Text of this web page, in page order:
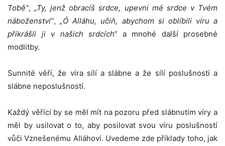
Tobě“,„Ty, jenž obracíš srdce, upevni mé srdce v Tvém
náboženství“,„Ó Alláhu, učiň, abychom si oblíbili víru a
přikrášli ji v našich srdcích“a mnohé další prosebné
modlitby.
Sunnité věří, že víra sílí a slábne a že sílí poslušností a
slábne neposlušností.
Každý věřící by se měl mít na pozoru před slábnutím víry a
měl by usilovat o to, aby posilovat svou víru poslušností
vůči Vznešenému Alláhovi. Uvedeme zde příklady toho, jak